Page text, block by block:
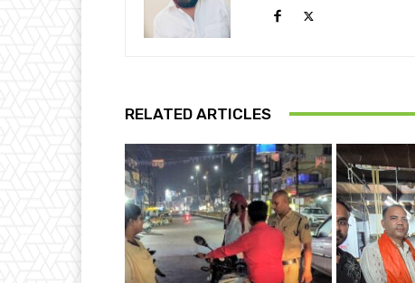
RELATED ARTICLES